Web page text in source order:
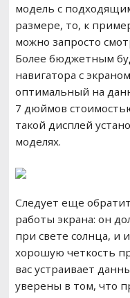
модель с
размере, то, к
можно запросто
Более бюджетным
навигатора с
оптимальный на
7 дюймов
такой дисплей
моделях.
Следует еще
работы экрана: он
при свете солнца, и
хорошую четкость
вас устраивает
уверены в том, что